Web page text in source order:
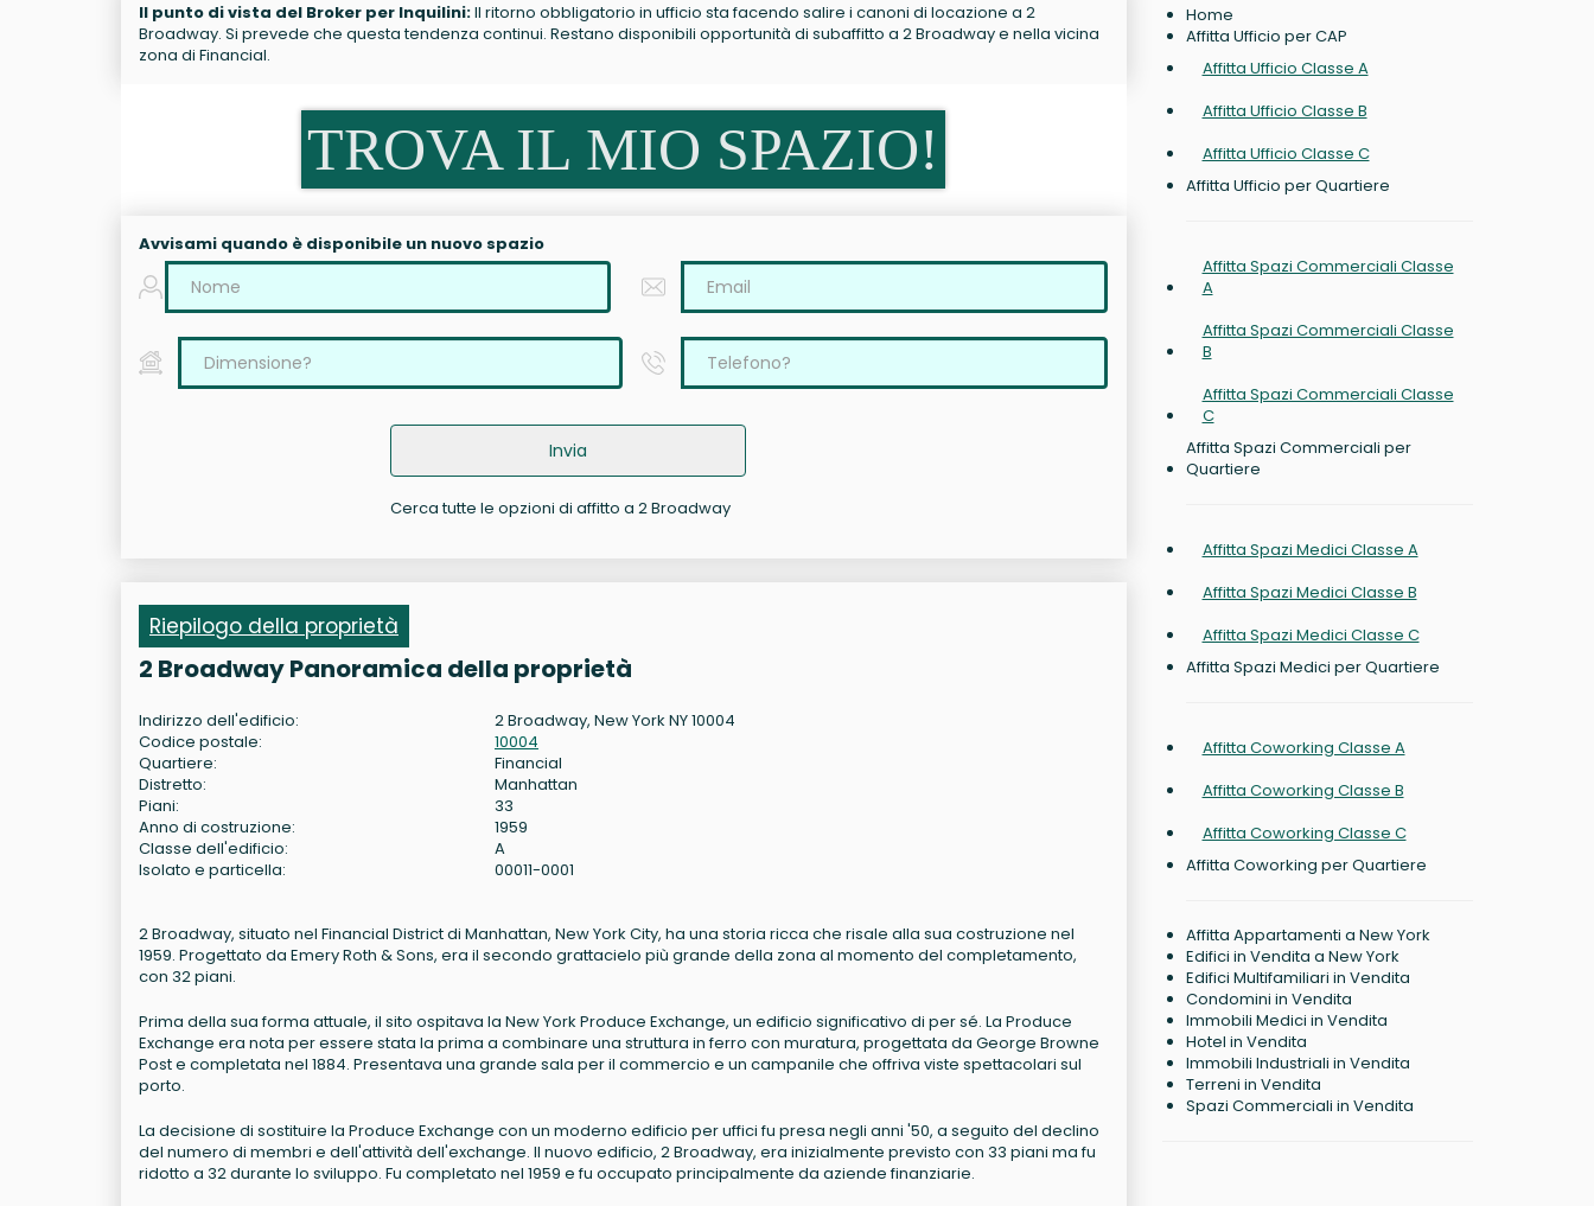
Il punto di vista del Broker per Inquilini:Il ritorno obbligatorio in ufficio sta facendo salire i canoni di locazione a 2
Broadway. Si prevede che questa tendenza continui. Restano disponibili opportunità di subaffitto a 2 Broadway e nella vicina
zona di Financial.
TROVA IL MIO SPAZIO!
Avvisami quando è disponibile un nuovo spazio
Invia
Cerca tutte le opzioni di affitto a 2 Broadway
Riepilogo della proprietà
2 Broadway Panoramica della proprietà
Indirizzo dell'edificio:
2 Broadway, New York NY 10004
Codice postale:
10004
Quartiere:
Financial
Distretto:
Manhattan
Piani:
33
Anno di costruzione:
1959
Classe dell'edificio:
A
Isolato e particella:
00011-0001
2 Broadway, situato nel Financial District di Manhattan, New York City, ha una storia ricca che risale alla sua costruzione nel
1959. Progettato da Emery Roth & Sons, era il secondo grattacielo più grande della zona al momento del completamento,
con 32 piani.
Prima della sua forma attuale, il sito ospitava la New York Produce Exchange, un edificio significativo di per sé. La Produce
Exchange era nota per essere stata la prima a combinare una struttura in ferro con muratura, progettata da George Browne
Post e completata nel 1884. Presentava una grande sala per il commercio e un campanile che offriva viste spettacolari sul
porto.
La decisione di sostituire la Produce Exchange con un moderno edificio per uffici fu presa negli anni '50, a seguito del declino
del numero di membri e dell'attività dell'exchange. Il nuovo edificio, 2 Broadway, era inizialmente previsto con 33 piani ma fu
ridotto a 32 durante lo sviluppo. Fu completato nel 1959 e fu occupato principalmente da aziende finanziarie.
Home
Affitta Ufficio per CAP
Affitta Ufficio Classe A
Affitta Ufficio Classe B
Affitta Ufficio Classe C
Affitta Ufficio per Quartiere
Affitta Spazi Commerciali Classe
A
Affitta Spazi Commerciali Classe
B
Affitta Spazi Commerciali Classe
C
Affitta Spazi Commerciali per
Quartiere
Affitta Spazi Medici Classe A
Affitta Spazi Medici Classe B
Affitta Spazi Medici Classe C
Affitta Spazi Medici per Quartiere
Affitta Coworking Classe A
Affitta Coworking Classe B
Affitta Coworking Classe C
Affitta Coworking per Quartiere
Affitta Appartamenti a New York
Edifici in Vendita a New York
Edifici Multifamiliari in Vendita
Condomini in Vendita
Immobili Medici in Vendita
Hotel in Vendita
Immobili Industriali in Vendita
Terreni in Vendita
Spazi Commerciali in Vendita